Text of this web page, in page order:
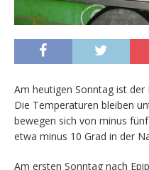
Am heutigen Sonntag ist
Die Temperaturen bleiben
bewegen sich von minus
etwa minus 10 Grad in der
Am ersten Sonntag nach